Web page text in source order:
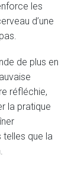
les
d’une
de plus en
réfléchie,
la pratique
que la